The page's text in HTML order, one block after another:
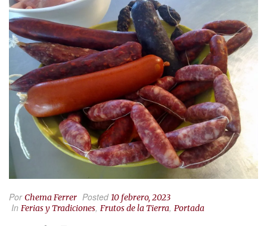
PorChema Ferrer Posted 10 febrero, 2023
In Ferias y Tradiciones, Frutos de la Tierra, Portada